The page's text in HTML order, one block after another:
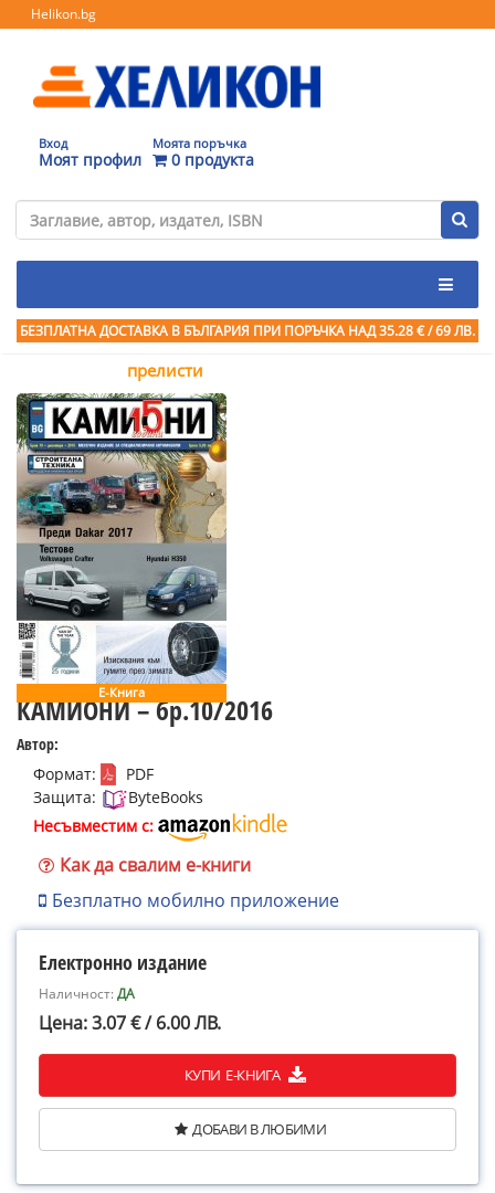
Helikon.bg
Вход
Моят профил
Моята поръчка
0 продукта
БЕЗПЛАТНА ДОСТАВКА В БЪЛГАРИЯ ПРИ ПОРЪЧКА НАД 35.28 € / 69 ЛВ.
прелисти
Е-Книга
КАМИОНИ – бр.10/2016
Автор:
Формат:
PDF
Защита:
ByteBooks
Несъвместим с:
Как да свалим е-книги
Безплатно мобилно приложение
Електронно издание
Наличност:ДА
Цена: 3.07 € / 6.00 ЛВ.
КУПИ Е-КНИГА
ДОБАВИ В ЛЮБИМИ